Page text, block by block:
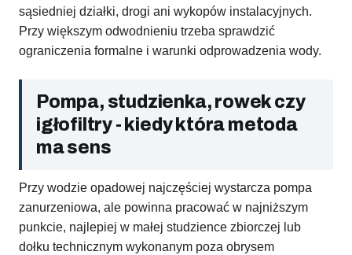
sąsiedniej działki, drogi ani wykopów instalacyjnych.
Przy większym odwodnieniu trzeba sprawdzić
ograniczenia formalne i warunki odprowadzenia wody.
Pompa, studzienka, rowek czy
igłofiltry - kiedy która metoda
ma sens
Przy wodzie opadowej najczęściej wystarcza pompa
zanurzeniowa, ale powinna pracować w najniższym
punkcie, najlepiej w małej studzience zbiorczej lub
dołku technicznym wykonanym poza obrysem